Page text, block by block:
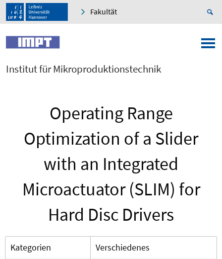
Fakultät
Institut für Mikroproduktionstechnik
Operating Range
Optimization of a Slider
with an Integrated
Microactuator (SLIM) for
Hard Disc Drivers
Kategorien
Verschiedenes